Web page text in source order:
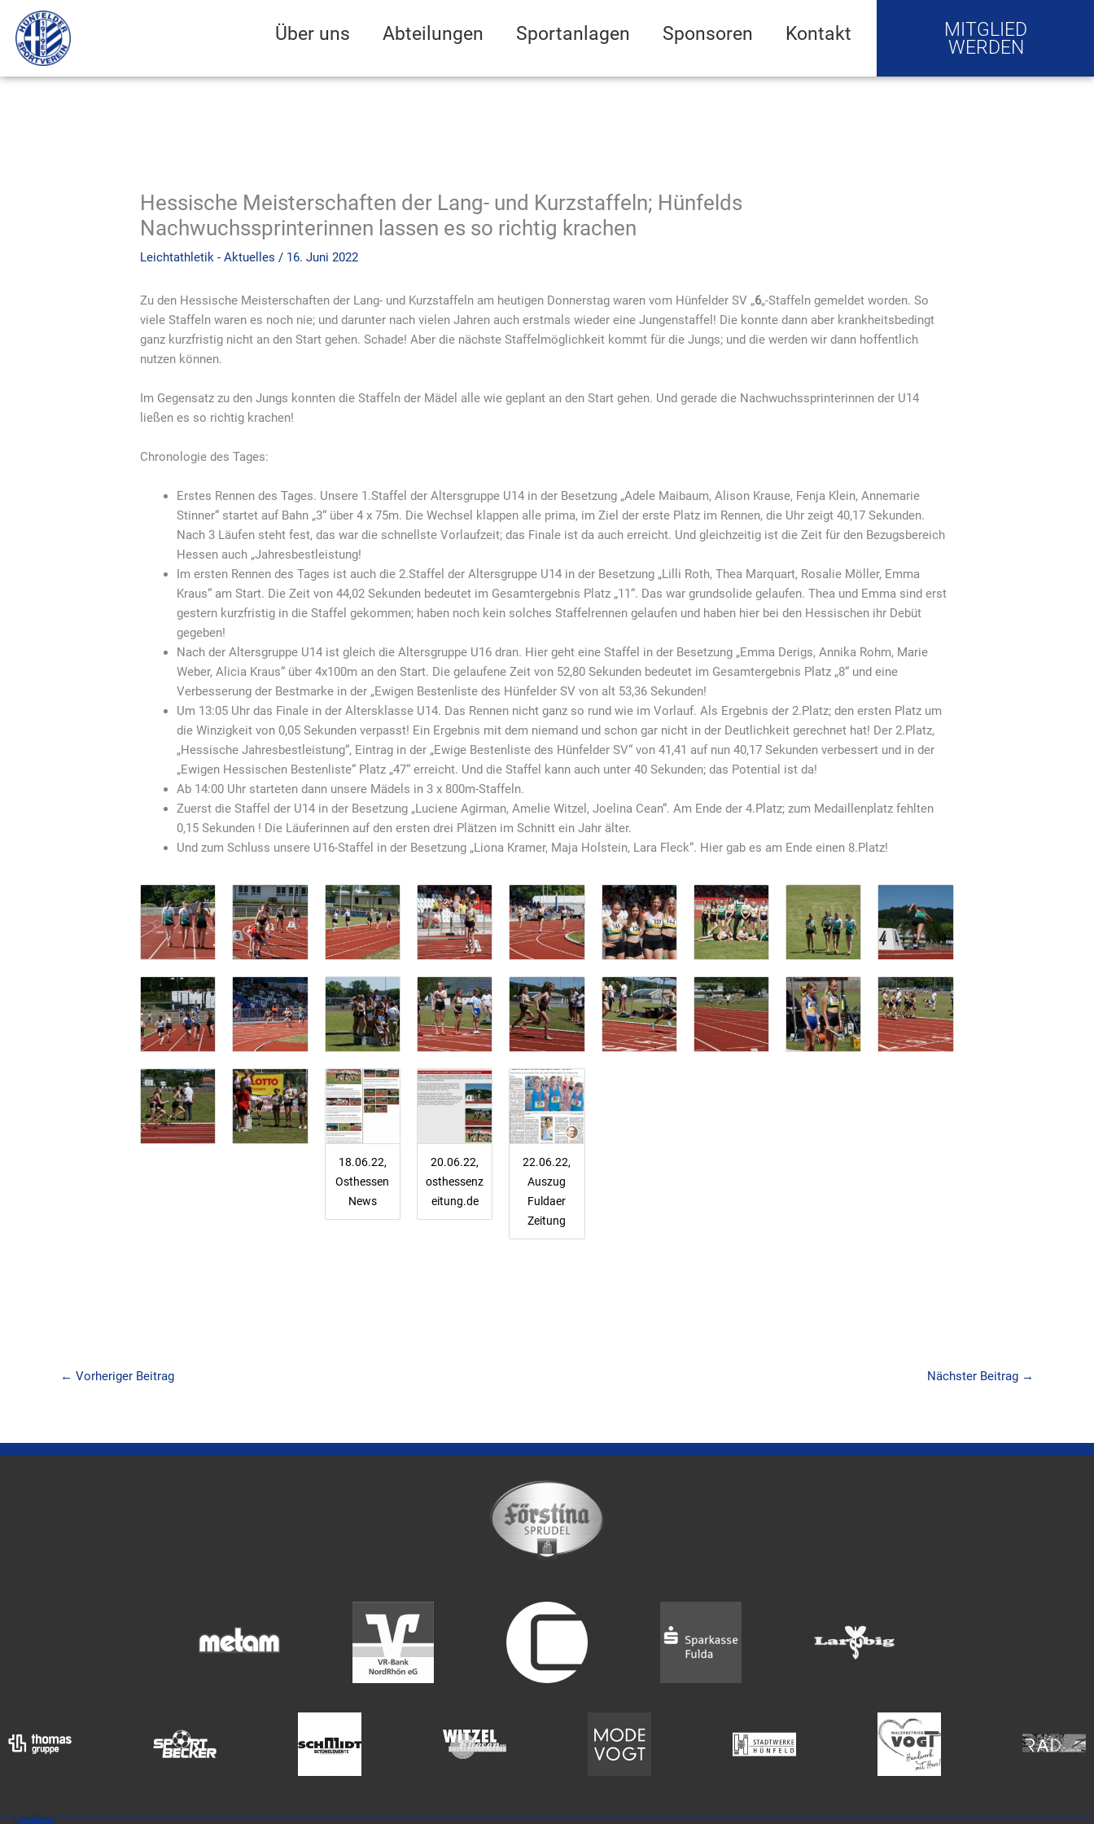
Inhalt
springen
Über uns Abteilungen Sportanlagen Sponsoren Kontakt
MITGLIED
WERDEN
Hessische Meisterschaften der Lang- und Kurzstaffeln; Hünfelds
Nachwuchssprinterinnen lassen es so richtig krachen
Leichtathletik - Aktuelles / 16. Juni 2022
Zu den Hessische Meisterschaften der Lang- und Kurzstaffeln am heutigen Donnerstag waren vom Hünfelder SV „6„-Staffeln gemeldet worden. So
viele Staffeln waren es noch nie; und darunter nach vielen Jahren auch erstmals wieder eine Jungenstaffel! Die konnte dann aber krankheitsbedingt
ganz kurzfristig nicht an den Start gehen. Schade! Aber die nächste Staffelmöglichkeit kommt für die Jungs; und die werden wir dann hoffentlich
nutzen können.
Im Gegensatz zu den Jungs konnten die Staffeln der Mädel alle wie geplant an den Start gehen. Und gerade die Nachwuchssprinterinnen der U14
ließen es so richtig krachen!
Chronologie des Tages:
Erstes Rennen des Tages. Unsere 1.Staffel der Altersgruppe U14 in der Besetzung „Adele Maibaum, Alison Krause, Fenja Klein, Annemarie
Stinner“ startet auf Bahn „3“ über 4 x 75m. Die Wechsel klappen alle prima, im Ziel der erste Platz im Rennen, die Uhr zeigt 40,17 Sekunden.
Nach 3 Läufen steht fest, das war die schnellste Vorlaufzeit; das Finale ist da auch erreicht. Und gleichzeitig ist die Zeit für den Bezugsbereich
Hessen auch „Jahresbestleistung!
Im ersten Rennen des Tages ist auch die 2.Staffel der Altersgruppe U14 in der Besetzung „Lilli Roth, Thea Marquart, Rosalie Möller, Emma
Kraus“ am Start. Die Zeit von 44,02 Sekunden bedeutet im Gesamtergebnis Platz „11“. Das war grundsolide gelaufen. Thea und Emma sind erst
gestern kurzfristig in die Staffel gekommen; haben noch kein solches Staffelrennen gelaufen und haben hier bei den Hessischen ihr Debüt
gegeben!
Nach der Altersgruppe U14 ist gleich die Altersgruppe U16 dran. Hier geht eine Staffel in der Besetzung „Emma Derigs, Annika Rohm, Marie
Weber, Alicia Kraus“ über 4x100m an den Start. Die gelaufene Zeit von 52,80 Sekunden bedeutet im Gesamtergebnis Platz „8“ und eine
Verbesserung der Bestmarke in der „Ewigen Bestenliste des Hünfelder SV von alt 53,36 Sekunden!
Um 13:05 Uhr das Finale in der Altersklasse U14. Das Rennen nicht ganz so rund wie im Vorlauf. Als Ergebnis der 2.Platz; den ersten Platz um
die Winzigkeit von 0,05 Sekunden verpasst! Ein Ergebnis mit dem niemand und schon gar nicht in der Deutlichkeit gerechnet hat! Der 2.Platz,
„Hessische Jahresbestleistung“, Eintrag in der „Ewige Bestenliste des Hünfelder SV“ von 41,41 auf nun 40,17 Sekunden verbessert und in der
„Ewigen Hessischen Bestenliste“ Platz „47“ erreicht. Und die Staffel kann auch unter 40 Sekunden; das Potential ist da!
Ab 14:00 Uhr starteten dann unsere Mädels in 3 x 800m-Staffeln.
Zuerst die Staffel der U14 in der Besetzung „Luciene Agirman, Amelie Witzel, Joelina Cean“. Am Ende der 4.Platz; zum Medaillenplatz fehlten
0,15 Sekunden ! Die Läuferinnen auf den ersten drei Plätzen im Schnitt ein Jahr älter.
Und zum Schluss unsere U16-Staffel in der Besetzung „Liona Kramer, Maja Holstein, Lara Fleck“. Hier gab es am Ende einen 8.Platz!
18.06.22,
Osthessen
News
20.06.22,
osthessenz
eitung.de
22.06.22,
Auszug
Fuldaer
Zeitung
← Vorheriger Beitrag Nächster Beitrag →